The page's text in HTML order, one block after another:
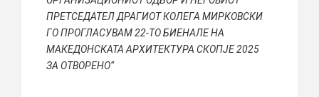
ПРЕТСЕДАТЕЛ ДРАГИОТ КОЛЕГА МИРКОВСКИ
ГО ПРОГЛАСУВАМ 22-ТО БИЕНАЛЕ НА
МАКЕДОНСКАТА АРХИТЕКТУРА СКОПЈЕ 2025
ЗА ОТВОРЕНО“